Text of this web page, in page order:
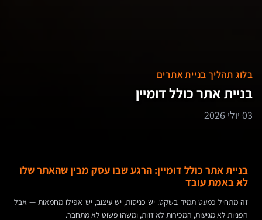
בלוג תהליך בניית אתרים
בניית אתר כולל דומיין
03 יולי 2026
בניית אתר כולל דומיין: הרגע שבו עסק מבין שהאתר שלו
לא באמת עובד
זה מתחיל כמעט תמיד בשקט. יש כניסות, יש עיצוב, יש אפילו מחמאות — אבל
הפניות לא מגיעות, המכירות לא זזות, ומשהו פשוט לא מתחבר.